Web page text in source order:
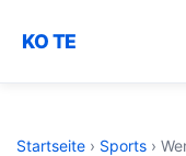
KO TE
Startseite › Sports ›